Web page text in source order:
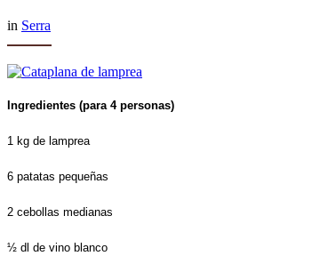
in Serra
Ingredientes (para 4 personas)
1 kg de lamprea
6 patatas pequeñas
2 cebollas medianas
½ dl de vino blanco